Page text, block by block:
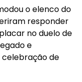
o elenco do
responder
no duelo de
e
de